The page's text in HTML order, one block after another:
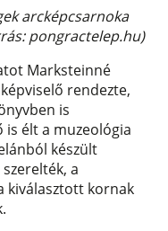
arcképcsarnoka
pongractelep.hu)
Marksteinné
rendezte,
is
is élt a muzeológia
készült
a
kiválasztott kornak